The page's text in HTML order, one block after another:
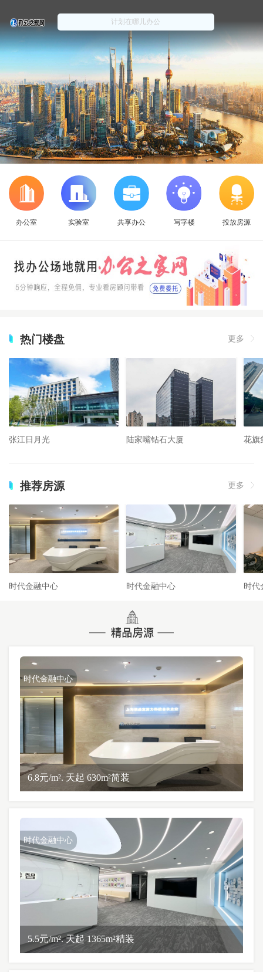
办公室 实验室 共享办公 写字楼 投放房源
热门楼盘 更多
张江日月光 陆家嘴钻石大厦 花旗
推荐房源 更多
时代金融中心 时代金融中心 时代
时代金融中心
6.8元/m². 天起 630m²简装
时代金融中心
5.5元/m². 天起 1365m²精装